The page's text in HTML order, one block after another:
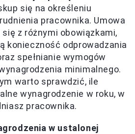
się na określeniu
pracownika. Umowa
z różnymi obowiązkami,
konieczność odprowadzania
spełnianie wymogów
minimalnego.
warto sprawdzić, ile
wynagrodzenie w roku, w
pracownika.
w ustalonej